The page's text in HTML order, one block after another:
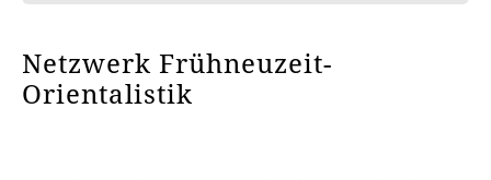
Netzwerk Frühneuzeit-
Orientalistik